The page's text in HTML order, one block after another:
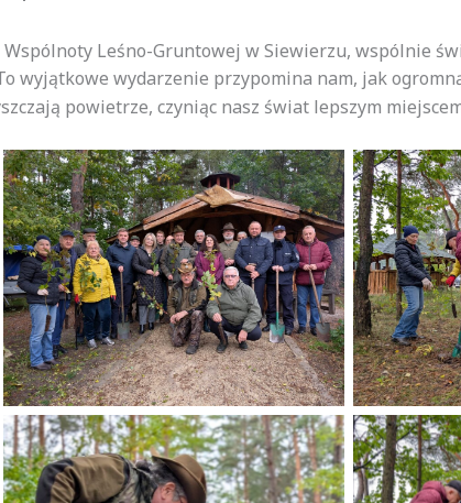
Leśno-Gruntowej w Siewierzu, wspólnie
wyjątkowe wydarzenie przypomina nam, jak
powietrze, czyniąc nasz świat lepszym
Brak podpisu